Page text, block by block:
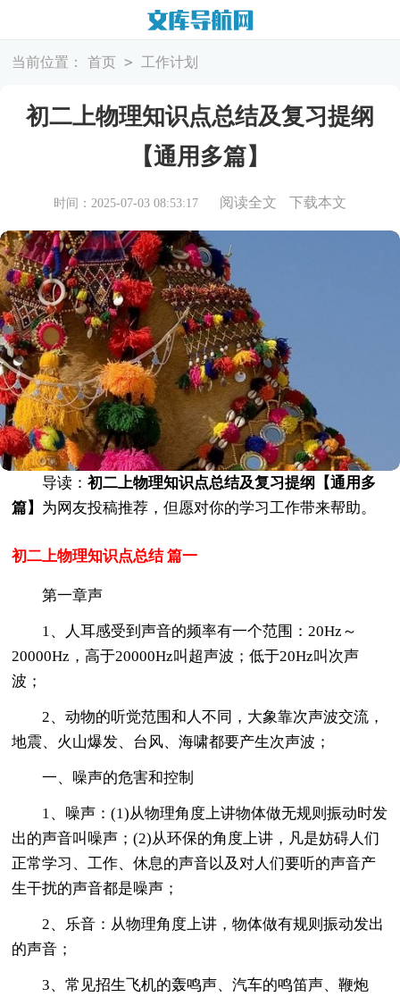
当前位置： 首页 > 工作计划
初二上物理知识点总结及复习提纲
【通用多篇】
时间：2025-07-03 08:53:17 阅读全文 下载本文
导读：初二上物理知识点总结及复习提纲【通用多
篇】 为网友投稿推荐，但愿对你的学习工作带来帮助。
初二上物理知识点总结 篇一
第一章声
1、人耳感受到声音的频率有一个范围：20Hz～
20000Hz，高于20000Hz叫超声波；低于20Hz叫次声
波；
2、动物的听觉范围和人不同，大象靠次声波交流，
地震、火山爆发、台风、海啸都要产生次声波；
一、噪声的危害和控制
1、噪声：(1)从物理角度上讲物体做无规则振动时发
出的声音叫噪声；(2)从环保的角度上讲，凡是妨碍人们
正常学习、工作、休息的声音以及对人们要听的声音产
生干扰的声音都是噪声；
2、乐音：从物理角度上讲，物体做有规则振动发出
的声音；
3、常见招生飞机的轰鸣声、汽车的鸣笛声、鞭炮